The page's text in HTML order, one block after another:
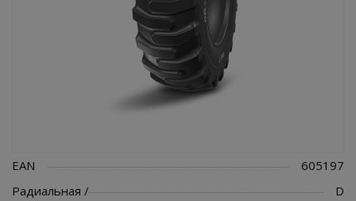
EAN
605197
Радиальная /
D